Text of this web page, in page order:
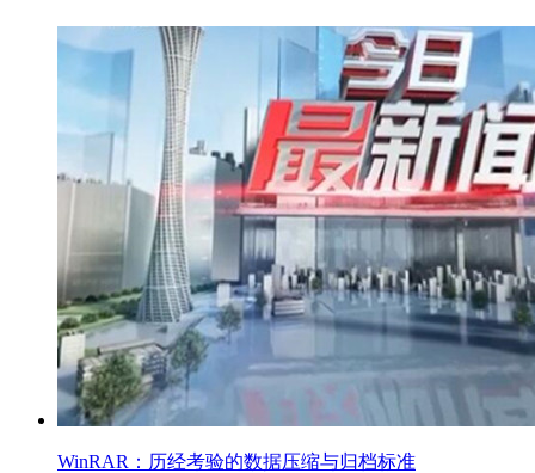
WinRAR：历经考验的数据压缩与归档标准